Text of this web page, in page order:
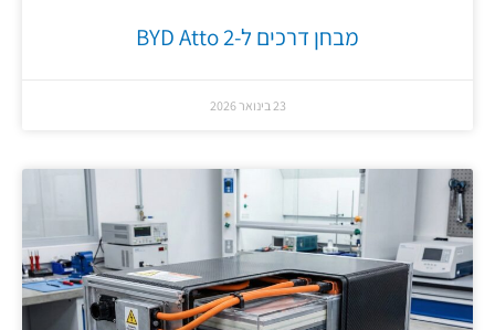
מבחן דרכים ל-BYD Atto 2
23 בינואר 2026